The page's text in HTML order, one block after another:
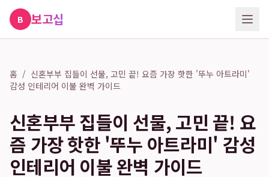
B 보고십
홈 / 신혼부부 집들이 선물, 고민 끝! 요즘 가장 핫한 '뚜누 아트라미'
감성 인테리어 이불 완벽 가이드
신혼부부 집들이 선물, 고민 끝! 요
즘 가장 핫한 '뚜누 아트라미' 감성
인테리어 이불 완벽 가이드